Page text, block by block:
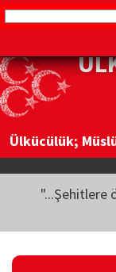
Ülkücülük;
"...Şehitlere